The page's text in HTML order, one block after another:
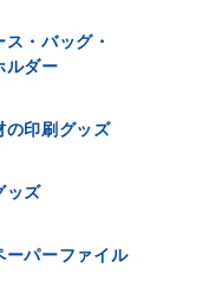
・バッグ・
ルダー
の印刷グッズ
ッズ
ーパーファイル